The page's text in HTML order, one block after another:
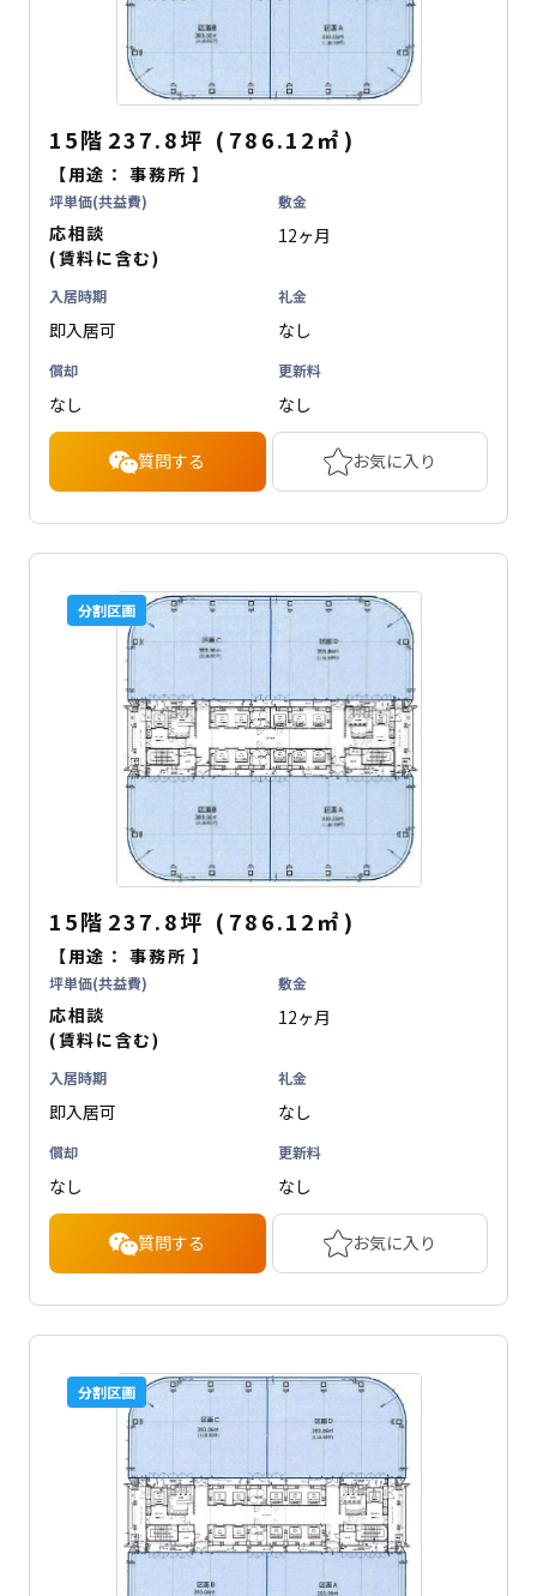
15階 237.8坪 ( 786.12㎡ )
【用途：事務所 】
坪単価(共益費)
応相談
(賃料に含む)
敷金
12ヶ月
入居時期
即入居可
礼金
なし
償却
なし
更新料
なし
質問する お気に入り
分割区画
15階 237.8坪 ( 786.12㎡ )
【用途：事務所 】
坪単価(共益費)
応相談
(賃料に含む)
敷金
12ヶ月
入居時期
即入居可
礼金
なし
償却
なし
更新料
なし
質問する お気に入り
分割区画